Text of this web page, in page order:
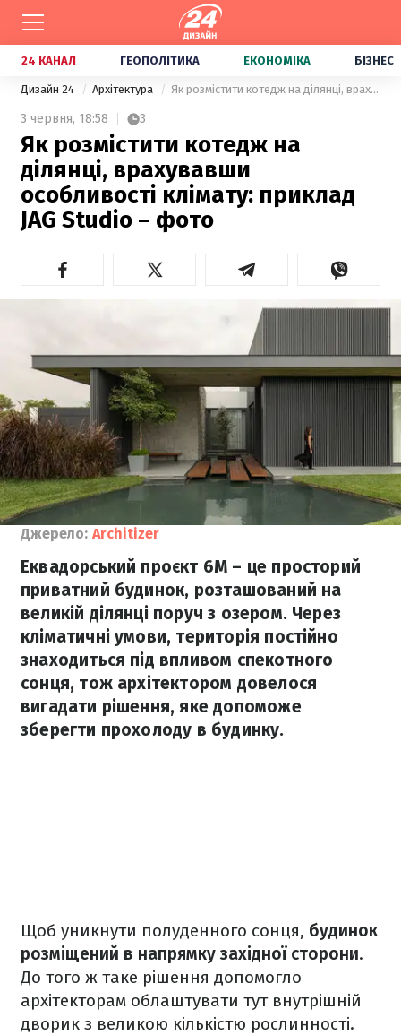
24 КАНАЛ ГЕОПОЛІТИКА ЕКОНОМІКА БІЗНЕС
Дизайн 24 Архітектура Як розмістити котедж на ділянці, врахувавши особливості клімату: приклад JAG Studio – фото
3 червня, 18:58 3
Як розмістити котедж на
ділянці, врахувавши
особливості клімату: приклад
JAG Studio – фото
Джерело: Architizer
Еквадорський проєкт 6M – це просторий
приватний будинок, розташований на
великій ділянці поруч з озером. Через
кліматичні умови, територія постійно
знаходиться під впливом спекотного
сонця, тож архітектором довелося
вигадати рішення, яке допоможе
зберегти прохолоду в будинку.
Щоб уникнути полуденного сонця, будинок
розміщений в напрямку західної сторони.
До того ж таке рішення допомогло
архітекторам облаштувати тут внутрішній
дворик з великою кількістю рослинності.